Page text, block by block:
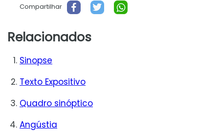
Compartilhar
Relacionados
Sinopse
Texto Expositivo
Quadro sinóptico
Angústia